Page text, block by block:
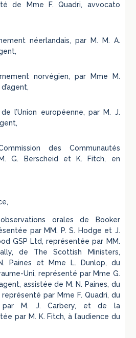
de Mme F. Quadri, avvocato
néerlandais, par M. M. A.
norvégien, par Mme M.
européenne, par M. J.
des Communautés
G. Berscheid et K. Fitch, en
orales de Booker
par MM. P. S. Hodge et J.
GSP Ltd, représentée par MM.
de The Scottish Ministers,
Paines et Mme L. Dunlop, du
Uni, représenté par Mme G.
assistée de M. N. Paines, du
par Mme F. Quadri, du
par M. J. Carbery, et de la
par M. K. Fitch, à l’audience du